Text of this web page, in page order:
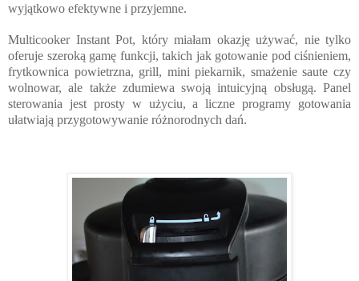
wyjątkowo efektywne i przyjemne.
Multicooker Instant Pot, który miałam okazję używać, nie tylko
oferuje szeroką gamę funkcji, takich jak gotowanie pod ciśnieniem,
frytkownica powietrzna, grill, mini piekarnik, smażenie saute czy
wolnowar, ale także zdumiewa swoją intuicyjną obsługą. Panel
sterowania jest prosty w użyciu, a liczne programy gotowania
ułatwiają przygotowywanie różnorodnych dań.